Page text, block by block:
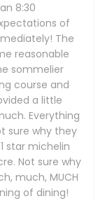
8:30
of
The
reasonable
sommelier
course and
a little
Everything
sure why they
star michelin
Not sure why
much, MUCH
of dining!